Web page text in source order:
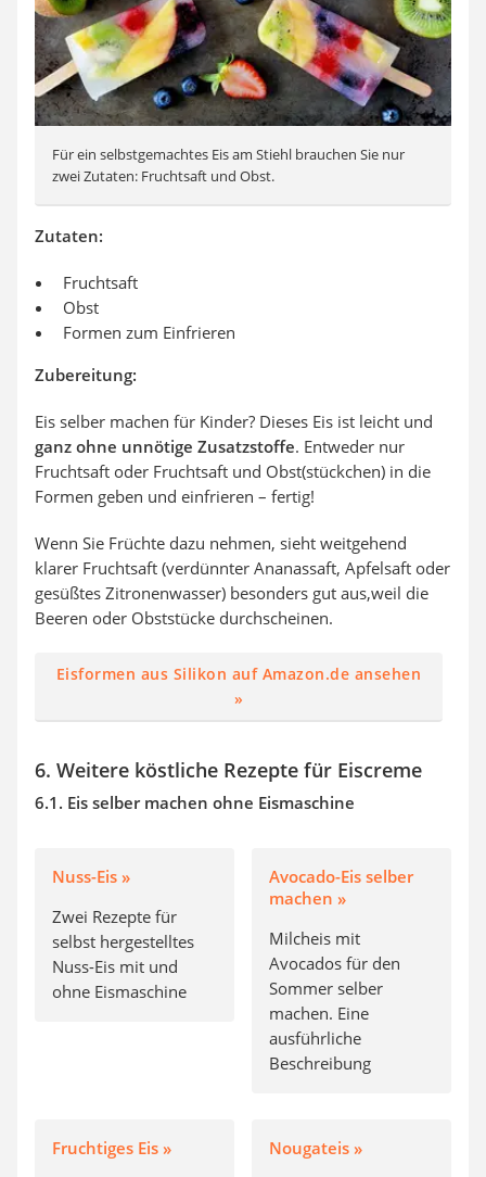
Für ein selbstgemachtes Eis am Stiehl brauchen Sie nur
zwei Zutaten: Fruchtsaft und Obst.
Zutaten:
Fruchtsaft
Obst
Formen zum Einfrieren
Zubereitung:
Eis selber machen für Kinder? Dieses Eis ist leicht und
ganz ohne unnötige Zusatzstoffe. Entweder nur
Fruchtsaft oder Fruchtsaft und Obst(stückchen) in die
Formen geben und einfrieren – fertig!
Wenn Sie Früchte dazu nehmen, sieht weitgehend
klarer Fruchtsaft (verdünnter Ananassaft, Apfelsaft oder
gesüßtes Zitronenwasser) besonders gut aus,weil die
Beeren oder Obststücke durchscheinen.
Eisformen aus Silikon auf Amazon.de ansehen
»
6. Weitere köstliche Rezepte für Eiscreme
6.1. Eis selber machen ohne Eismaschine
Nuss-Eis »
Zwei Rezepte für
selbst hergestelltes
Nuss-Eis mit und
ohne Eismaschine
Avocado-Eis selber
machen »
Milcheis mit
Avocados für den
Sommer selber
machen. Eine
ausführliche
Beschreibung
Fruchtiges Eis »
Nougateis »